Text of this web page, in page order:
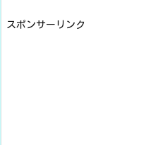
スポンサーリンク